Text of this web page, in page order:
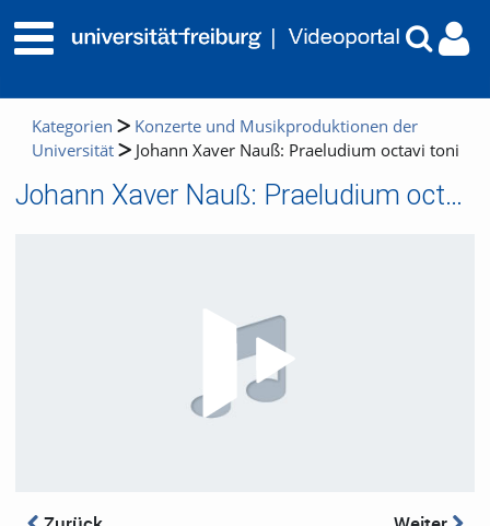
Kategorien
Konzerte und Musikproduktionen der
Universität
Johann Xaver Nauß: Praeludium octavi toni
Johann Xaver Nauß: Praeludium octavi toni